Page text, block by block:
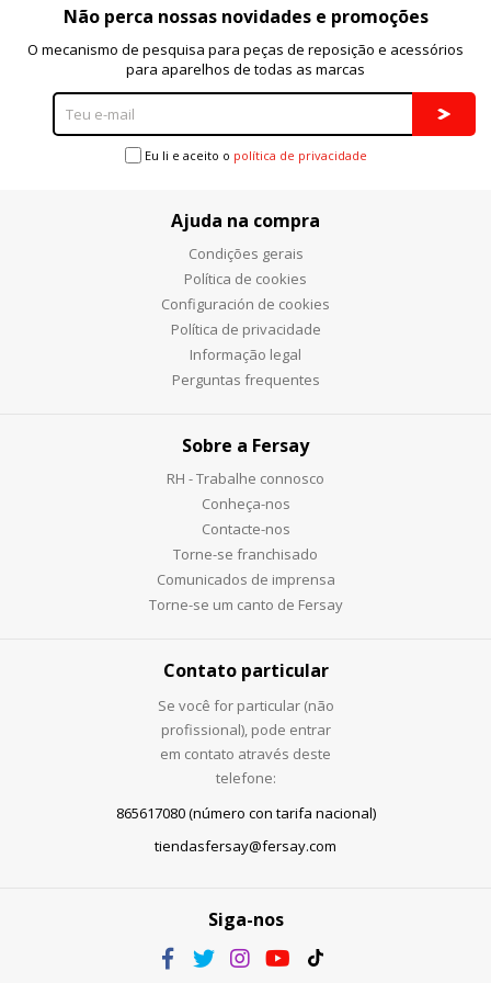
Não perca nossas novidades e promoções
O mecanismo de pesquisa para peças de reposição e acessórios
para aparelhos de todas as marcas
Eu li e aceito o política de privacidade
Ajuda na compra
Condições gerais
Política de cookies
Configuración de cookies
Política de privacidade
Informação legal
Perguntas frequentes
Sobre a Fersay
RH - Trabalhe connosco
Conheça-nos
Contacte-nos
Torne-se franchisado
Comunicados de imprensa
Torne-se um canto de Fersay
Contato particular
Se você for particular (não
profissional), pode entrar
em contato através deste
telefone:
865617080 (número con tarifa nacional)
tiendasfersay@fersay.com
Siga-nos
Cookies Utilizadas:
GUARDAR CONFIGURACIÓN
Puedes volver a configurar tus cookies desde la sección
"Configuración de cookies" al pie de la página. También puedes
política de cookies